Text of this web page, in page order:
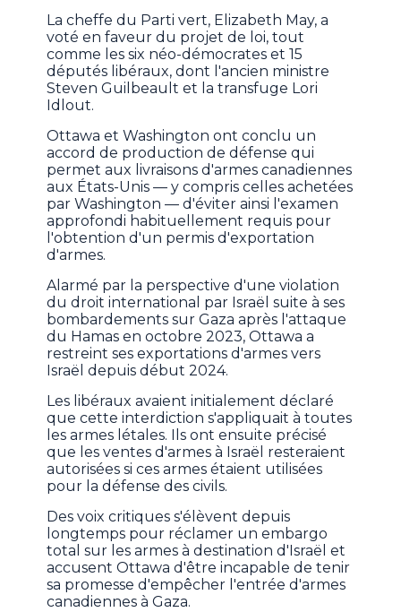
La cheffe du Parti vert, Elizabeth May, a
voté en faveur du projet de loi, tout
comme les six néo-démocrates et 15
députés libéraux, dont l'ancien ministre
Steven Guilbeault et la transfuge Lori
Idlout.
Ottawa et Washington ont conclu un
accord de production de défense qui
permet aux livraisons d'armes canadiennes
aux États-Unis — y compris celles achetées
par Washington — d'éviter ainsi l'examen
approfondi habituellement requis pour
l'obtention d'un permis d'exportation
d'armes.
Alarmé par la perspective d'une violation
du droit international par Israël suite à ses
bombardements sur Gaza après l'attaque
du Hamas en octobre 2023, Ottawa a
restreint ses exportations d'armes vers
Israël depuis début 2024.
Les libéraux avaient initialement déclaré
que cette interdiction s'appliquait à toutes
les armes létales. Ils ont ensuite précisé
que les ventes d'armes à Israël resteraient
autorisées si ces armes étaient utilisées
pour la défense des civils.
Des voix critiques s'élèvent depuis
longtemps pour réclamer un embargo
total sur les armes à destination d'Israël et
accusent Ottawa d'être incapable de tenir
sa promesse d'empêcher l'entrée d'armes
canadiennes à Gaza.